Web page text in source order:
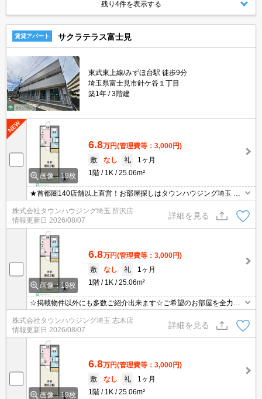
残り4件を表示する
賃貸アパート サクラテラス富士見
東武東上線/みずほ台駅 徒歩9分
埼玉県富士見市針ケ谷１丁目
築1年
3階建
画像：19枚
6.8万円(管理費等：3,000円)
敷
なし 礼
1ヶ月
1階
1K 25.06m²
★首都圏140店舗以上直営！お部屋探しはタウンハウジング埼玉 所
沢店へ★
株式会社タウンハウジング埼玉 所沢店
情報更新日 2026/08/07
詳細を見る
画像：19枚
6.8万円(管理費等：3,000円)
敷
なし 礼
1ヶ月
1階
1K 25.06m²
☆掲載物件以外にも多数ご紹介出来ます☆ご希望のお部屋を全力で
お探しさせて頂きます♪
株式会社タウンハウジング埼玉 志木店
情報更新日 2026/08/07
詳細を見る
画像：19枚
6.8万円(管理費等：3,000円)
敷
なし 礼
1ヶ月
1階
1K 25.06m²